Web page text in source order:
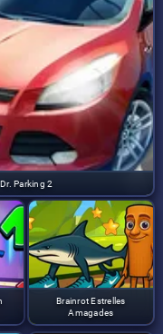
Dr. Parking 2
Brainrot Estrelles
Amagades